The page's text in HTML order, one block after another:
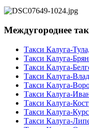
Междугороднее
Такси Калуга-
Такси Калуга-
Такси Калуга-
Такси Калуга-
Такси Калуга-
Такси Калуга-
Такси Калуга-
Такси Калуга-
Такси Калуга-